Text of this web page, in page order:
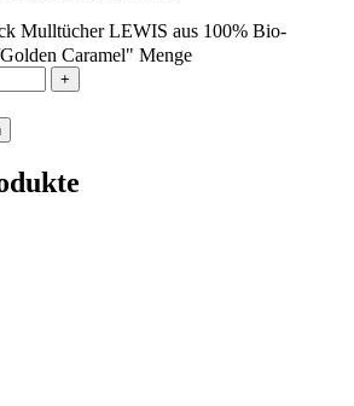
Mulltücher LEWIS aus 100% Bio-
Caramel" Menge